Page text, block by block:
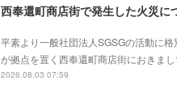
西奉還町商店街で発生した火災に
平素より一般社団法人SGSGの活動に
が拠点を置く西奉還町商店街におきま
2026.08.03 07:59